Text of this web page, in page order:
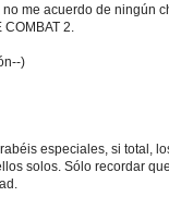
me acuerdo de ningún
COMBAT 2.
)
especiales, si total,
solos. Sólo recordar